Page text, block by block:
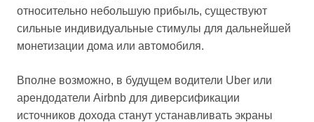
относительно небольшую прибыль, существуют
сильные индивидуальные стимулы для дальнейшей
монетизации дома или автомобиля.
Вполне возможно, в будущем водители Uber или
арендодатели Airbnb для диверсификации
источников дохода станут устанавливать экраны